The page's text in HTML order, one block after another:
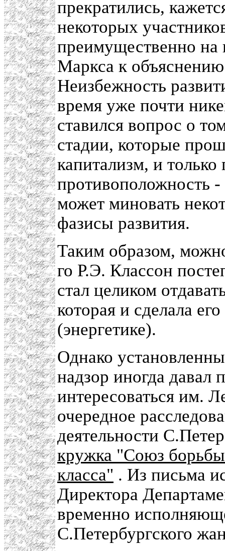
прекратились,
некоторых
преимущественно на
Маркса к объяснению
Неизбежность
время уже почти
ставился вопрос о
стадии, которые
капитализм, и только
противоположность
может миновать
фазисы развития.
Таким образом,
го Р.Э. Классон
стал целиком
которая и сделала
(энергетике).
Однако
надзор иногда
интересоваться им.
очередное
деятельности
кружка "Союз борьбы
класса" . Из письма
Директора
временно
С.Петербургского